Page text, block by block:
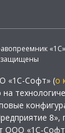
защищены
«1С-Софт» (о
8»,
ООО «1С-